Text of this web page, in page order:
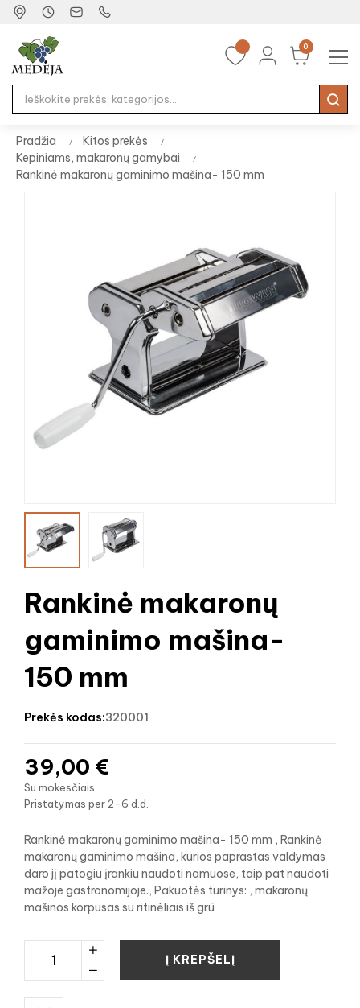
0
☰
Pradžia
Kitos prekės
Kepiniams, makaronų gamybai
Rankinė makaronų gaminimo mašina- 150 mm
Rankinė makaronų
gaminimo mašina-
150 mm
prekės kodas:320001
39,00 €
Su mokesčiais
Pristatymas per 2-6 d.d.
Rankinė makaronų gaminimo mašina- 150 mm , Rankinė
makaronų gaminimo mašina, kurios paprastas valdymas
daro jį patogiu įrankiu naudoti namuose, taip pat naudoti
mažoje gastronomijoje., Pakuotės turinys: , makaronų
mašinos korpusas su ritinėliais iš grū
Į KREPŠELĮ